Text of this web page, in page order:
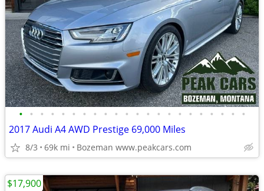
• • • • • • • • • • • • • • • • • • • • • •
2017 Audi A4 AWD Prestige 69,000 Miles
8/3 69k mi Bozeman www.peakcars.com
$17,900